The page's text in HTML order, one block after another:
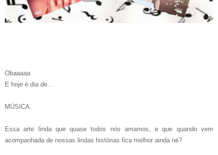
Obaaaaa
E hoje é dia de...
MÚSICA.
Essa arte linda que quase todos nós amamos, e que quando vem
acompanhada de nossas lindas histórias fica melhor ainda né?